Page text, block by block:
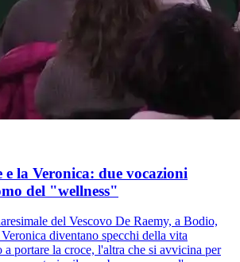
e la Veronica: due vocazioni
del "wellness"
del Vescovo De Raemy, a Bodio,
diventano specchi della vita
a portare la croce, l'altra che si avvicina per